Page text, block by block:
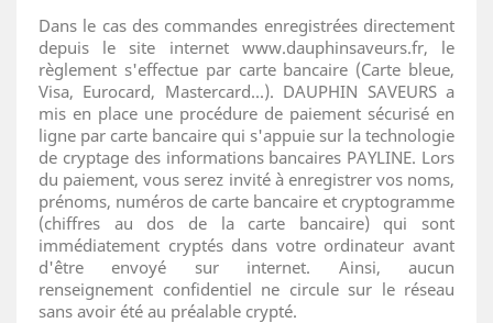
Dans le cas des commandes enregistrées directement
depuis le site internet www.dauphinsaveurs.fr, le
règlement s'effectue par carte bancaire (Carte bleue,
Visa, Eurocard, Mastercard...). DAUPHIN SAVEURS a
mis en place une procédure de paiement sécurisé en
ligne par carte bancaire qui s'appuie sur la technologie
de cryptage des informations bancaires PAYLINE. Lors
du paiement, vous serez invité à enregistrer vos noms,
prénoms, numéros de carte bancaire et cryptogramme
(chiffres au dos de la carte bancaire) qui sont
immédiatement cryptés dans votre ordinateur avant
d'être envoyé sur internet. Ainsi, aucun
renseignement confidentiel ne circule sur le réseau
sans avoir été au préalable crypté.